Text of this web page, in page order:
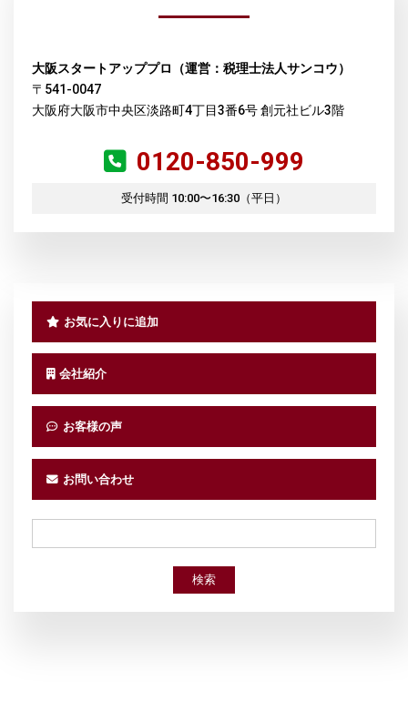
大阪スタートアッププロ（運営：税理士法人サンコウ）
〒541-0047
大阪府大阪市中央区淡路町4丁目3番6号 創元社ビル3階
0120-850-999
受付時間 10:00〜16:30（平日）
お気に入りに追加
会社紹介
お客様の声
お問い合わせ
検索